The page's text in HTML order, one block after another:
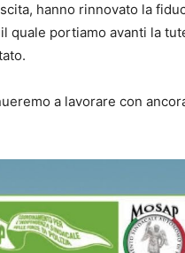
hanno rinnovato la
quale portiamo avanti la
a lavorare con